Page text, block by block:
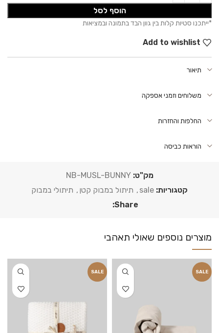
הוסף לסל
Add to wishlist
תיאור
משלוחים וזמני אספקה
החלפות והחזרות
הוראות כביסה
מק"ט:NB-MUSL-BUNNY
קטגוריות: sale
, תיתול במבוק קטן , תיתולי במבוק
Share:
SALE
SALE